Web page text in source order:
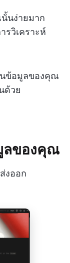
นง่ายมาก
รวิเคราะห์
นข้อมูลของคุณ
ด้วย
ลของคุณ
งออก